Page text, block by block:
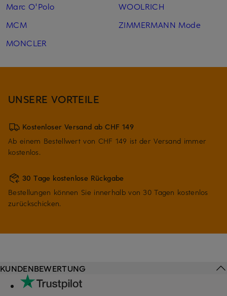
Marc O'Polo
MCM
MONCLER
WOOLRICH
ZIMMERMANN Mode
UNSERE VORTEILE
Kostenloser Versand ab CHF 149
Ab einem Bestellwert von CHF 149 ist der Versand immer
kostenlos.
30 Tage kostenlose Rückgabe
Bestellungen können Sie innerhalb von 30 Tagen kostenlos
zurückschicken.
KUNDENBEWERTUNG